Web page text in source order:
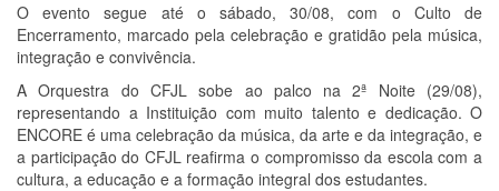
O evento segue até o sábado, 30/08, com o Culto de
Encerramento, marcado pela celebração e gratidão pela música,
integração e convivência.
A Orquestra do CFJL sobe ao palco na2ª Noite (29/08),
representando a Instituição com muito talento e dedicação. O
ENCORE é uma celebração da música, da arte e da integração, e
a participação do CFJL reafirma o compromisso da escola com a
cultura, a educação e a formação integral dos estudantes.